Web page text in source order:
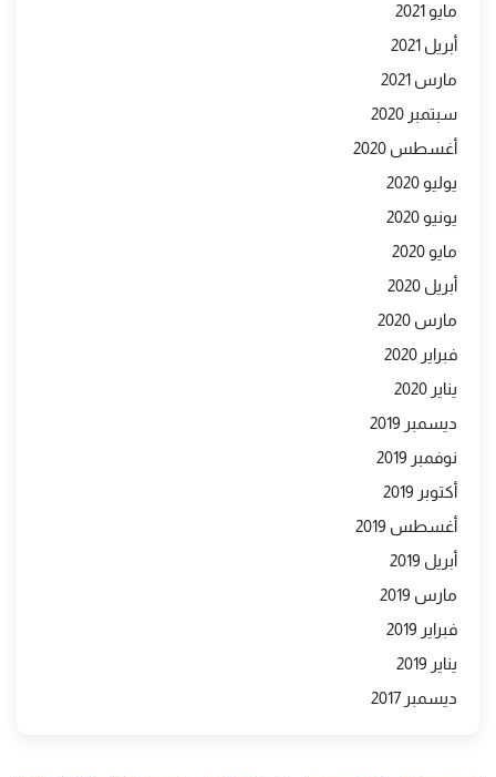
مايو 2021
أبريل 2021
مارس 2021
سبتمبر 2020
أغسطس 2020
يوليو 2020
يونيو 2020
مايو 2020
أبريل 2020
مارس 2020
فبراير 2020
يناير 2020
ديسمبر 2019
نوفمبر 2019
أكتوبر 2019
أغسطس 2019
أبريل 2019
مارس 2019
فبراير 2019
يناير 2019
ديسمبر 2017